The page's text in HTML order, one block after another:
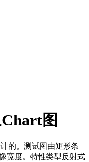
图
的。测试图由矩形条
宽度。特性类型反射式